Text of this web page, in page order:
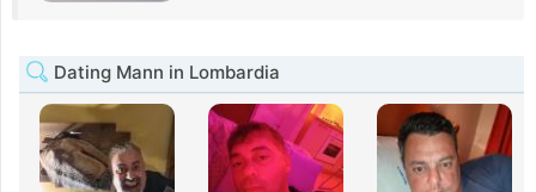
Dating Mann in Lombardia